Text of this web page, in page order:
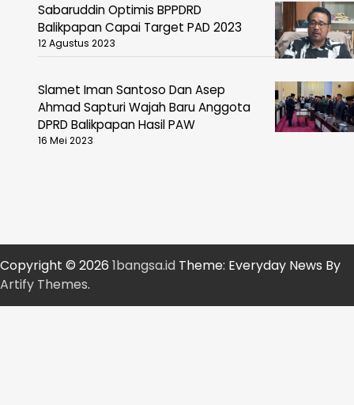
Sabaruddin Optimis BPPDRD
Balikpapan Capai Target PAD 2023
12 Agustus 2023
Slamet Iman Santoso Dan Asep
Ahmad Sapturi Wajah Baru Anggota
DPRD Balikpapan Hasil PAW
16 Mei 2023
Copyright © 2026 1bangsa.id Theme: Everyday News By
Artify Themes.